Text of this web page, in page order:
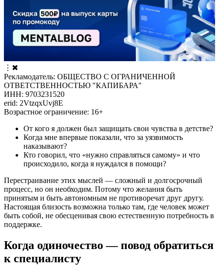
⋮ ✖
Рекламодатель: ОБЩЕСТВО С ОГРАНИЧЕННОЙ
ОТВЕТСТВЕННОСТЬЮ "КАПИБАРА"
ИНН: 9703231520
erid: 2VtzqxUvj8E
Возрастное ограничение: 16+
От кого я должен был защищать свои чувства в детстве?
Когда мне впервые показали, что за уязвимость
наказывают?
Кто говорил, что «нужно справляться самому» и что
происходило, когда я нуждался в помощи?
Перестраивание этих мыслей — сложный и долгосрочный
процесс, но он необходим. Потому что желания быть
принятым и быть автономным не противоречат друг другу.
Настоящая близость возможна только там, где человек может
быть собой, не обесценивая свою естественную потребность в
поддержке.
Когда одиночество — повод обратиться
к специалисту